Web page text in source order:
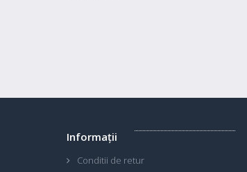
Informaţii
Conditii de retur